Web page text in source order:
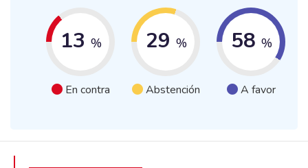
13 %
En contra
29 %
Abstención
58 %
A favor